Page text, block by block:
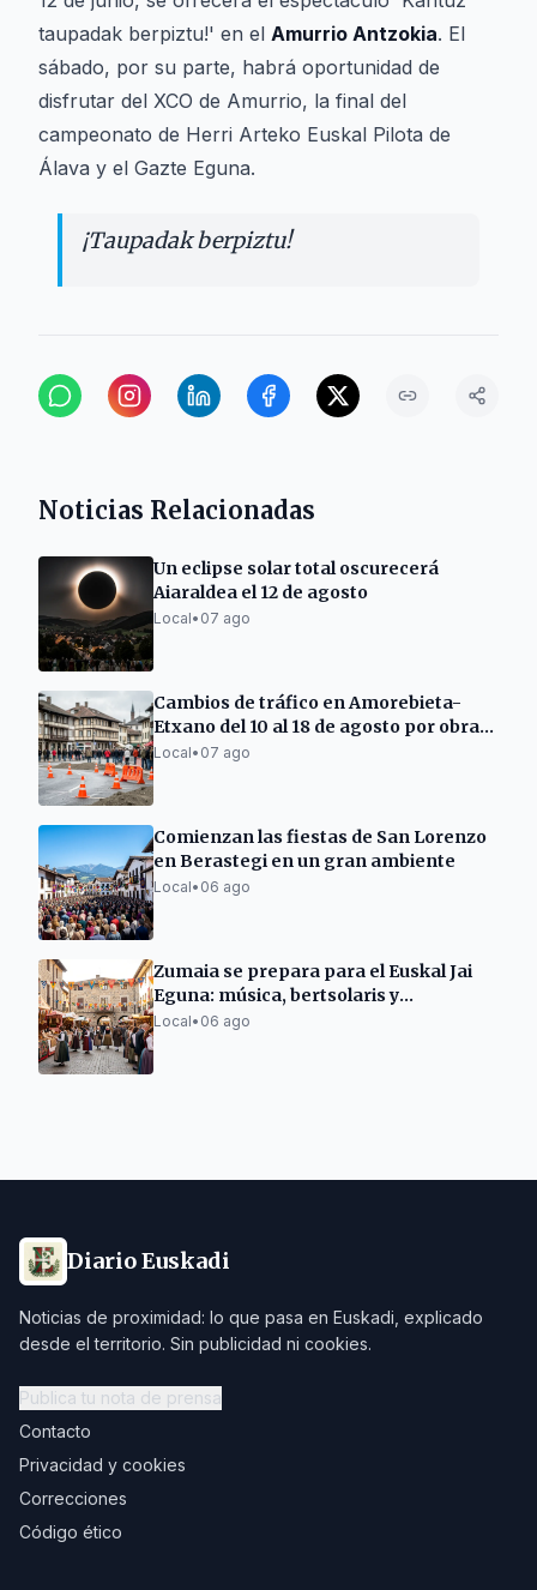
taupadak berpiztu!' en el Amurrio Antzokia. El
sábado, por su parte, habrá oportunidad de
disfrutar del XCO de Amurrio, la final del
campeonato de Herri Arteko Euskal Pilota de
Álava y el Gazte Eguna.
¡Taupadak berpiztu!
Noticias Relacionadas
Un eclipse solar total oscurecerá
Aiaraldea el 12 de agosto
Local• 07 ago
Cambios de tráfico en Amorebieta-
Etxano del 10 al 18 de agosto por obras
en la calle Carmen
Local• 07 ago
Comienzan las fiestas de San Lorenzo
en Berastegi en un gran ambiente
Local• 06 ago
Zumaia se prepara para el Euskal Jai
Eguna: música, bertsolaris y
degustaciones
Local• 06 ago
Diario Euskadi
Noticias de proximidad: lo que pasa en Euskadi, explicado
desde el territorio. Sin publicidad ni cookies.
Publica tu nota de prensa
Contacto
Privacidad y cookies
Correcciones
Código ético